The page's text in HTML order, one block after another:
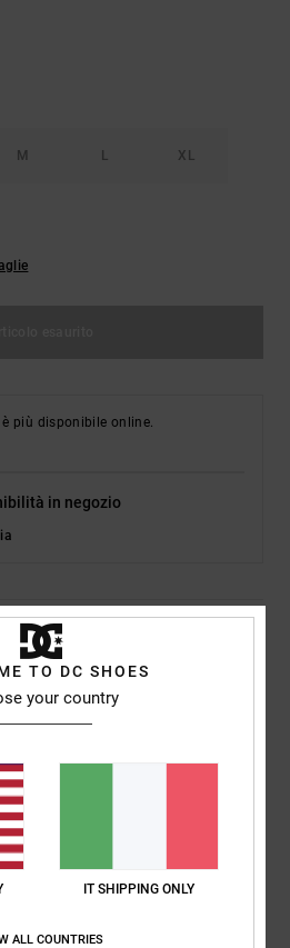
M L XL
più disponibile online.
in negozio
coloregtp0
riciclato in cotone e cotone
[200 g/m2]
TO DC SHOES
your country
IT SHIPPING ONLY
ALL COUNTRIES